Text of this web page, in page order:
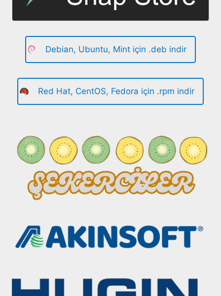
Debian, Ubuntu, Mint için .deb indir
Red Hat, CentOS, Fedora için .rpm indir